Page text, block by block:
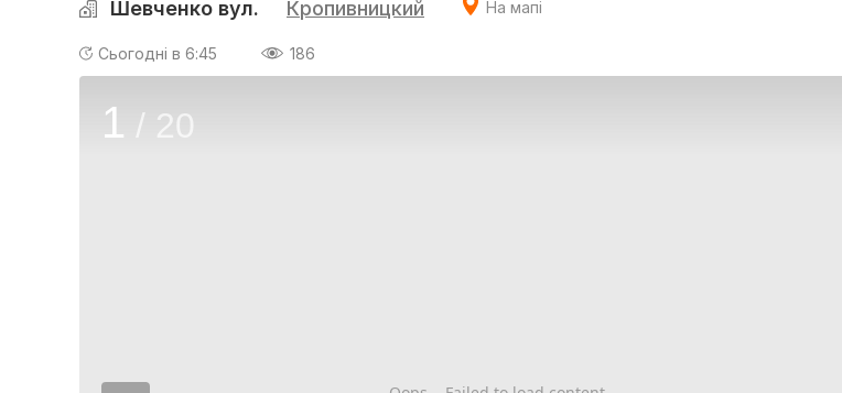
Шевченко вул. Кропивницкий На мапі
Сьогодні в 6:45 186
1 / 20